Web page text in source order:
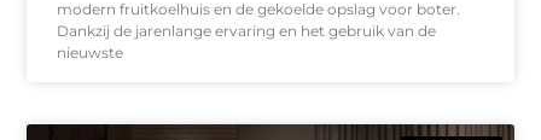
modern fruitkoelhuis en de gekoelde opslag voor boter.
Dankzij de jarenlange ervaring en het gebruik van de
nieuwste